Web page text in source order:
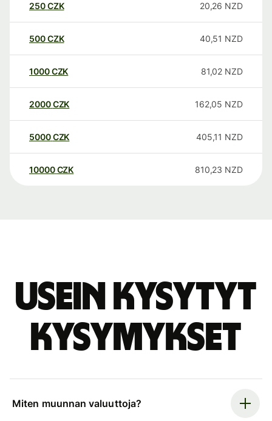
250CZK 20,26 NZD
500CZK 40,51 NZD
1000CZK 81,02 NZD
2000CZK 162,05 NZD
5000CZK 405,11 NZD
10000 CZK 810,23 NZD
Usein kysytyt
kysymykset
Miten muunnan valuuttoja?